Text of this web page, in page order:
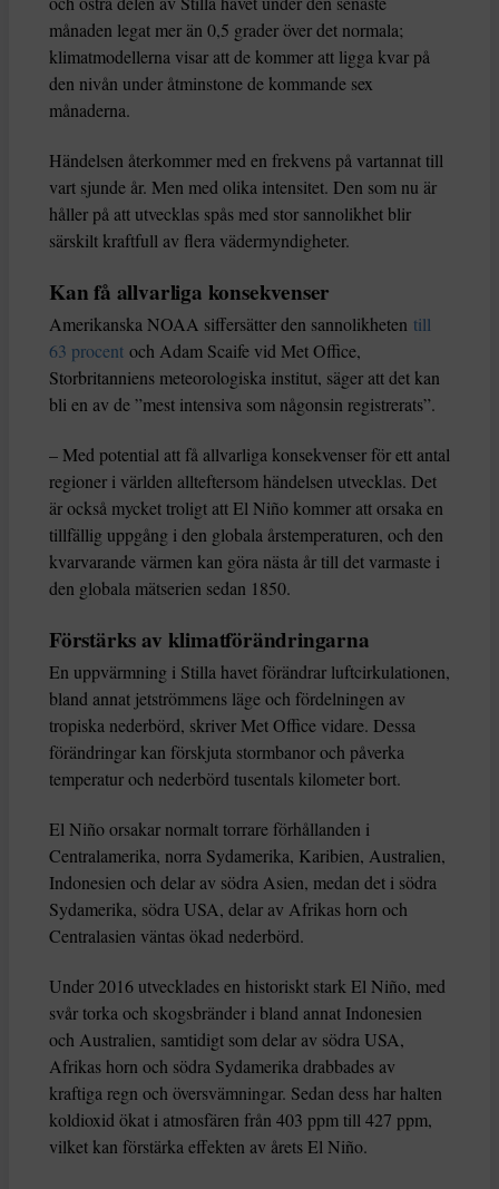
månaden legat mer än 0,5 grader över det normala;
klimatmodellerna visar att de kommer att ligga kvar på
den nivån under åtminstone de kommande sex
månaderna.
Händelsen återkommer med en frekvens på vartannat till
vart sjunde år. Men med olika intensitet. Den som nu är
håller på att utvecklas spås med stor sannolikhet blir
särskilt kraftfull av flera vädermyndigheter.
Kan få allvarliga konsekvenser
Amerikanska NOAA siffersätter den sannolikheten till
63 procent och Adam Scaife vid Met Office,
Storbritanniens meteorologiska institut, säger att det kan
bli en av de ”mest intensiva som någonsin registrerats”.
– Med potential att få allvarliga konsekvenser för ett antal
regioner i världen allteftersom händelsen utvecklas. Det
är också mycket troligt att El Niño kommer att orsaka en
tillfällig uppgång i den globala årstemperaturen, och den
kvarvarande värmen kan göra nästa år till det varmaste i
den globala mätserien sedan 1850.
Förstärks av klimatförändringarna
En uppvärmning i Stilla havet förändrar luftcirkulationen,
bland annat jetströmmens läge och fördelningen av
tropiska nederbörd, skriver Met Office vidare. Dessa
förändringar kan förskjuta stormbanor och påverka
temperatur och nederbörd tusentals kilometer bort.
El Niño orsakar normalt torrare förhållanden i
Centralamerika, norra Sydamerika, Karibien, Australien,
Indonesien och delar av södra Asien, medan det i södra
Sydamerika, södra USA, delar av Afrikas horn och
Centralasien väntas ökad nederbörd.
Under 2016 utvecklades en historiskt stark El Niño, med
svår torka och skogsbränder i bland annat Indonesien
och Australien, samtidigt som delar av södra USA,
Afrikas horn och södra Sydamerika drabbades av
kraftiga regn och översvämningar. Sedan dess har halten
koldioxid ökat i atmosfären från 403 ppm till 427 ppm,
vilket kan förstärka effekten av årets El Niño.